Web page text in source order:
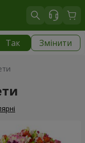
Так Змінити